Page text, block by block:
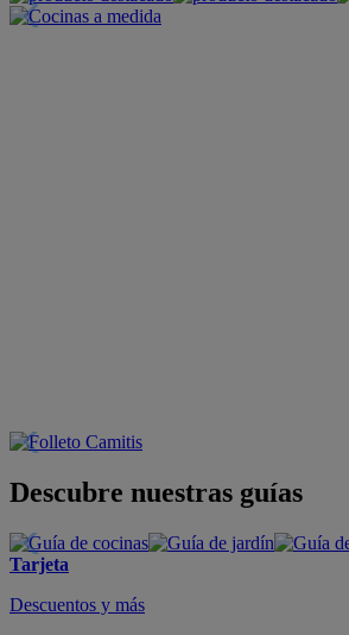
Descubre nuestras guías
Tarjeta
Descuentos y más